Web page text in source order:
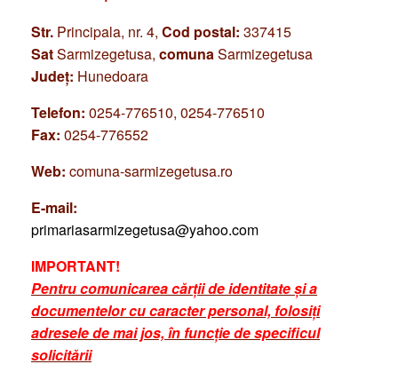
Str. Principala, nr. 4, Cod postal: 337415
SatSarmizegetusa, comunaSarmizegetusa
Județ: Hunedoara
Telefon: 0254-776510, 0254-776510
Fax: 0254-776552
Web: comuna-sarmizegetusa.ro
E-mail:
primariasarmizegetusa@yahoo.com
IMPORTANT!
Pentru comunicarea cărții de identitate și a
documentelor cu caracter personal, folosiți
adresele de mai jos, în funcție de specificul
solicitării